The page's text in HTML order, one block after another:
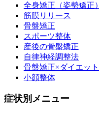
全身矯正（姿勢矯正）
筋膜リリース
骨盤矯正
スポーツ整体
産後の骨盤矯正
自律神経調整法
骨盤矯正×ダイエット
小顔整体
症状別メニュー